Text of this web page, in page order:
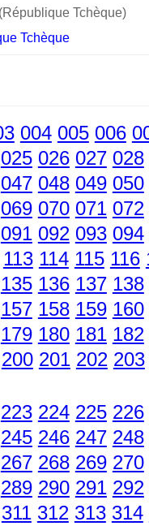
Tchèque)
Tchèque
004 005 006
025 026 027 028
047 048 049 050
069 070 071 072
091 092 093 094
113 114 115 116
135 136 137 138
157 158 159 160
179 180 181 182
200 201 202 203
223 224 225 226
245 246 247 248
267 268 269 270
289 290 291 292
311 312 313 314